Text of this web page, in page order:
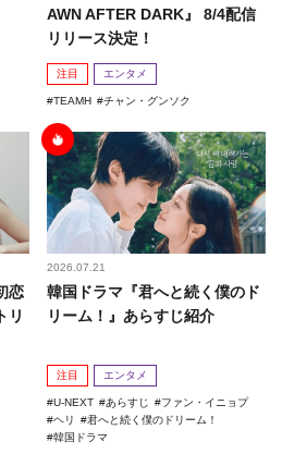
AWN AFTER DARK』 8/4配信
リリース決定！
注目 エンタメ
TEAMH チャン・グンソク
恋
リ
2026.07.21
韓国ドラマ『君へと続く僕のド
リーム！』あらすじ紹介
注目 エンタメ
U-NEXT あらすじ
ファン・イニョプ
ヘリ
君へと続く僕のドリーム！
韓国ドラマ